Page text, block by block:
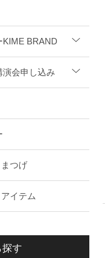
KIME BRAND
演会申し込み
つげ
イテム
す